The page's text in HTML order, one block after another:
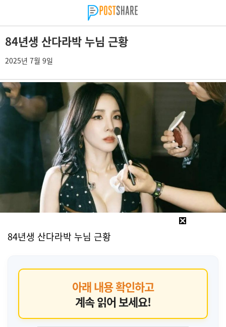
84년생 산다라박 누님 근황
2025년 7월 9일
84년생 산다라박 누님 근황
아래 내용 확인하고
계속 읽어 보세요!